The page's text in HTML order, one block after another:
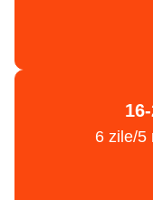
6 zile/5